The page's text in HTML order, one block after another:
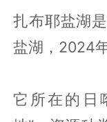
扎布耶盐湖
盐湖，2024
它所在的日